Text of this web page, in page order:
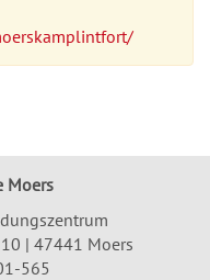
Moers
| 47441 Moers
565